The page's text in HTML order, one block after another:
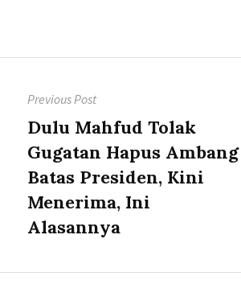
navigation
Previous Post
Previous
post:
Dulu Mahfud Tolak
Gugatan Hapus Ambang
Batas Presiden, Kini
Menerima, Ini
Alasannya